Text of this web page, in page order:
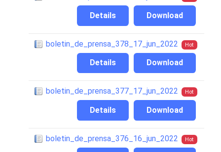
Download
Details
boletin_de_prensa_378_17_jun_2022 Hot
Download
Details
boletin_de_prensa_377_17_jun_2022 Hot
Download
Details
boletin_de_prensa_376_16_jun_2022 Hot